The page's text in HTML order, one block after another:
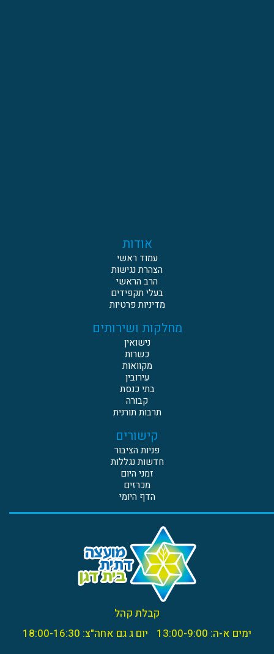
אודות
עמוד ראשי
הצהרת נגישות
הרב הראשי
בעלי תקפידים
מדיניות פרטיות
מחלקות ושירותים
נישואין
כשרות
מקוואות
עירובין
בתי כנסת
קבורה
תרבות תורנית
קישורים
פניות הציבור
חדשות נגללות
זמני היום
מכרזים
הדף היומי
קבלת קהל
ימים א-ה: 13:00-9:00
יום ג גם אחה"צ: 18:00-16:30